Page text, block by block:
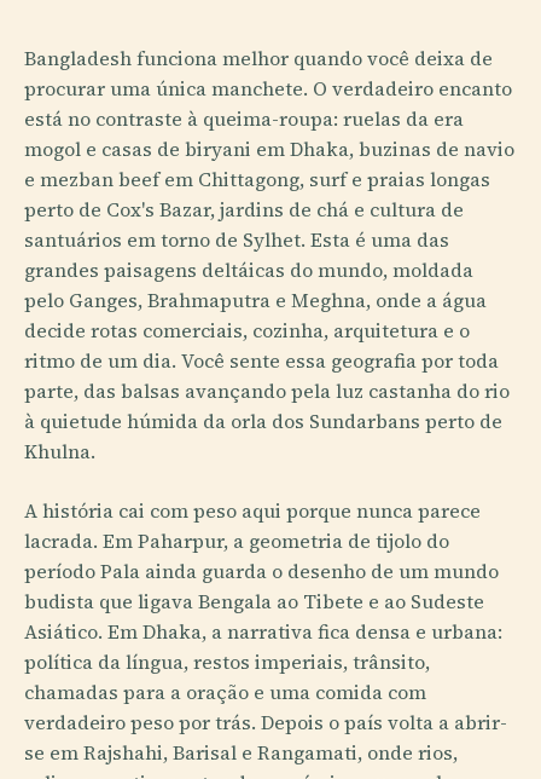
Bangladesh funciona melhor quando você deixa de
procurar uma única manchete. O verdadeiro encanto
está no contraste à queima-roupa: ruelas da era
mogol e casas de biryani em Dhaka, buzinas de navio
e mezban beef em Chittagong, surf e praias longas
perto de Cox's Bazar, jardins de chá e cultura de
santuários em torno de Sylhet. Esta é uma das
grandes paisagens deltáicas do mundo, moldada
pelo Ganges, Brahmaputra e Meghna, onde a água
decide rotas comerciais, cozinha, arquitetura e o
ritmo de um dia. Você sente essa geografia por toda
parte, das balsas avançando pela luz castanha do rio
à quietude húmida da orla dos Sundarbans perto de
Khulna.
A história cai com peso aqui porque nunca parece
lacrada. Em Paharpur, a geometria de tijolo do
período Pala ainda guarda o desenho de um mundo
budista que ligava Bengala ao Tibete e ao Sudeste
Asiático. Em Dhaka, a narrativa fica densa e urbana:
política da língua, restos imperiais, trânsito,
chamadas para a oração e uma comida com
verdadeiro peso por trás. Depois o país volta a abrir-
se em Rajshahi, Barisal e Rangamati, onde rios,